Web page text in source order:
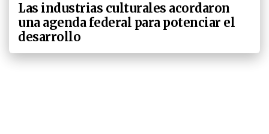
Las industrias culturales acordaron
una agenda federal para potenciar el
desarrollo